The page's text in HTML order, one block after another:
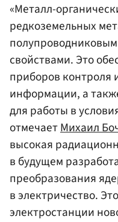
«Металл-
редкоземельных
свойствами. Это
приборов контроля
информации, а
для работы в
отмечаетМихаил
высокая
в будущем
преобразования
в электричество.
электростанции